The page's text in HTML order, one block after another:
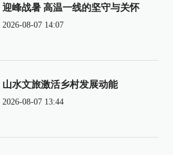
迎峰战暑 高温一线的坚守与关怀
2026-08-07 14:07
山水文旅激活乡村发展动能
2026-08-07 13:44